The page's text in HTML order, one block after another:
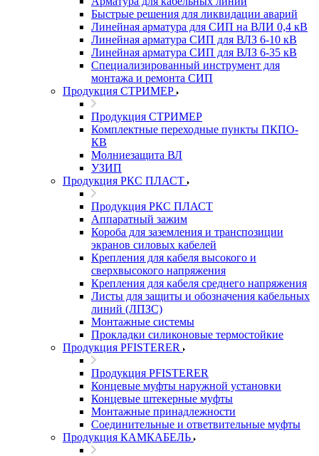
Быстрые решения для ликвидации аварий
Линейная арматура для СИП на ВЛИ 0,4 кВ
Линейная арматура СИП для ВЛЗ 6-10 кВ
Линейная арматура СИП для ВЛЗ 6-35 кВ
Специализированный инструмент для
монтажа и ремонта СИП
Продукция СТРИМЕР
Продукция СТРИМЕР
Комплектные переходные пункты ПКПО-
КВ
Молниезащита ВЛ
УЗИП
Продукция РКС ПЛАСТ
Продукция РКС ПЛАСТ
Аппаратный зажим
Короба для заземления и транспозиции
экранов силовых кабелей
Крепления для кабеля высокого и
сверхвысокого напряжения
Крепления для кабеля среднего напряжения
Листы для защиты и обозначения кабельных
линий (ЛПЗС)
Монтажные системы
Прокладки силиконовые термостойкие
Продукция PFISTERER
Продукция PFISTERER
Концевые муфты наружной установки
Концевые штекерные муфты
Монтажные принадлежности
Соединительные и ответвительные муфты
Продукция КАМКАБЕЛЬ